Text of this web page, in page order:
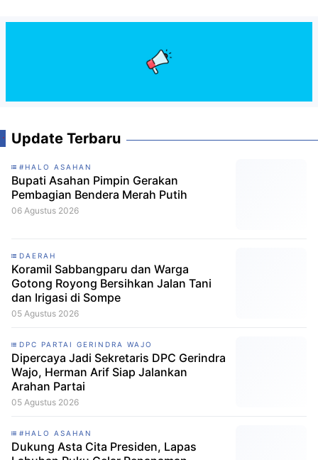
Update Terbaru
#HALO ASAHAN
Bupati Asahan Pimpin Gerakan
Pembagian Bendera Merah Putih
06 Agustus 2026
DAERAH
Koramil Sabbangparu dan Warga
Gotong Royong Bersihkan Jalan Tani
dan Irigasi di Sompe
05 Agustus 2026
DPC PARTAI GERINDRA WAJO
Dipercaya Jadi Sekretaris DPC Gerindra
Wajo, Herman Arif Siap Jalankan
Arahan Partai
05 Agustus 2026
#HALO ASAHAN
Dukung Asta Cita Presiden, Lapas